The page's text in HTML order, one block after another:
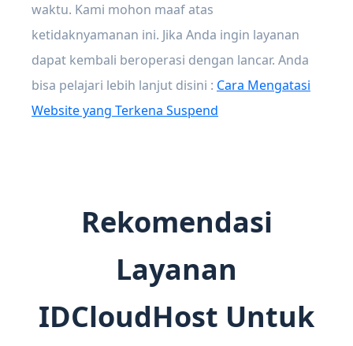
waktu. Kami mohon maaf atas
ketidaknyamanan ini. Jika Anda ingin layanan
dapat kembali beroperasi dengan lancar. Anda
bisa pelajari lebih lanjut disini : Cara Mengatasi
Website yang Terkena Suspend
Rekomendasi
Layanan
IDCloudHost Untuk